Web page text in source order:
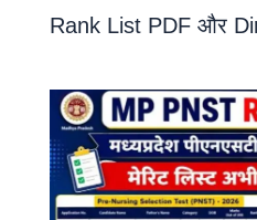
Rank List PDF और